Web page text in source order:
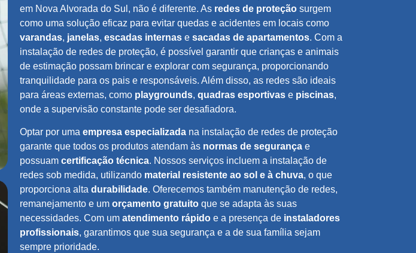
em Nova Alvorada do Sul, não é diferente. As redes de proteção surgem
como uma solução eficaz para evitar quedas e acidentes em locais como
varandas, janelas, escadas internas e sacadas de apartamentos. Com a
instalação de redes de proteção, é possível garantir que crianças e animais
de estimação possam brincar e explorar com segurança, proporcionando
tranquilidade para os pais e responsáveis. Além disso, as redes são ideais
para áreas externas, como playgrounds, quadras esportivas e piscinas,
onde a supervisão constante pode ser desafiadora.
Optar por uma empresa especializada na instalação de redes de proteção
garante que todos os produtos atendam às normas de segurança e
possuam certificação técnica. Nossos serviços incluem a instalação de
redes sob medida, utilizando material resistente ao sol e à chuva, o que
proporciona alta durabilidade. Oferecemos também manutenção de redes,
remanejamento e um orçamento gratuito que se adapta às suas
necessidades. Com um atendimento rápido e a presença de instaladores
profissionais, garantimos que sua segurança e a de sua família sejam
sempre prioridade.